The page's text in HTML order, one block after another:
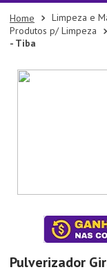
Limpeza e
Produtos p/ Limpeza
- Tiba
Pulverizador
Termos mais
1º
Panelas
3
Tapete